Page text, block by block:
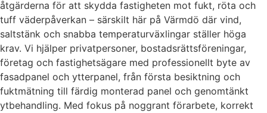
åtgärderna för att skydda fastigheten mot fukt, röta och
tuff väderpåverkan – särskilt här på Värmdö där vind,
saltstänk och snabba temperaturväxlingar ställer höga
krav. Vi hjälper privatpersoner, bostadsrättsföreningar,
företag och fastighetsägare med professionellt byte av
fasadpanel och ytterpanel, från första besiktning och
fuktmätning till färdig monterad panel och genomtänkt
ytbehandling. Med fokus på noggrant förarbete, korrekt